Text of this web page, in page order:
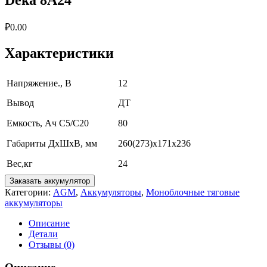
₽0.00
Характеристики
Напряжение., В
12
Вывод
ДТ
Емкость, Ач C5/C20
80
Габариты ДxШxВ, мм
260(273)х171х236
Вес,кг
24
Заказать аккумулятор
Категории: AGM, Аккумуляторы, Моноблочные тяговые
аккумуляторы
Описание
Детали
Отзывы (0)